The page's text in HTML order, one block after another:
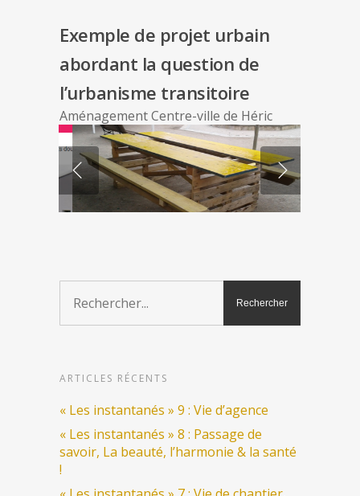
Exemple de projet urbain
abordant la question de
l’urbanisme transitoire
Aménagement Centre-ville de Héric
ARTICLES RÉCENTS
« Les instantanés » 9 : Vie d’agence
« Les instantanés » 8 : Passage de
savoir, La beauté, l’harmonie & la santé
!